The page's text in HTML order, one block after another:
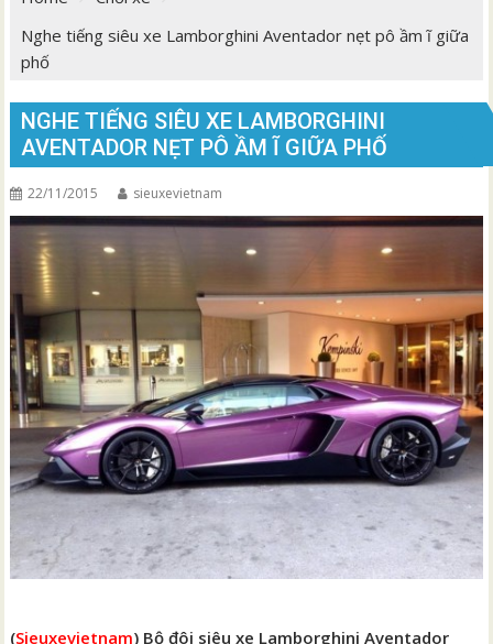
Nghe tiếng siêu xe Lamborghini Aventador nẹt pô ầm ĩ giữa
phố
NGHE TIẾNG SIÊU XE LAMBORGHINI
AVENTADOR NẸT PÔ ẦM Ĩ GIỮA PHỐ
22/11/2015 sieuxevietnam
(Sieuxevietnam) Bộ đôi siêu xe Lamborghini Aventador